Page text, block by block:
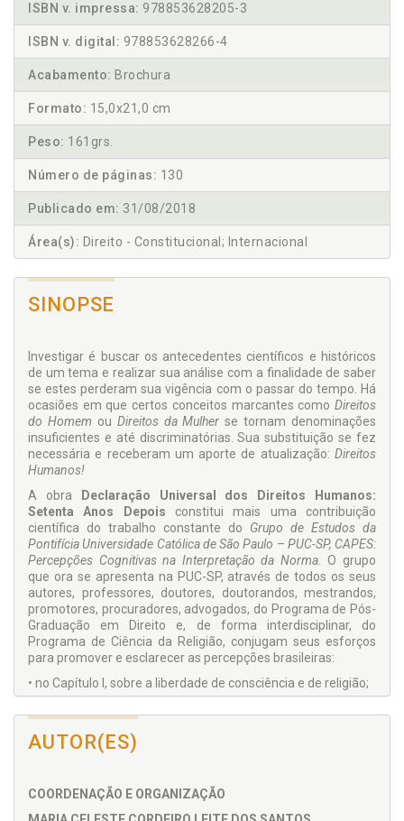
ISBN v. impressa: 978853628205-3
ISBN v. digital: 978853628266-4
Acabamento: Brochura
Formato: 15,0x21,0 cm
Peso: 161grs.
Número de páginas: 130
Publicado em: 31/08/2018
Área(s): Direito - Constitucional; Internacional
SINOPSE
Investigar é buscar os antecedentes científicos e históricos
de um tema e realizar sua análise com a finalidade de saber
se estes perderam sua vigência com o passar do tempo. Há
ocasiões em que certos conceitos marcantes como Direitos
do Homem ou Direitos da Mulherse tornam denominações
insuficientes e até discriminatórias. Sua substituição se fez
necessária e receberam um aporte de atualização: Direitos
Humanos!
A obra
Declaração Universal dos Direitos Humanos:
Setenta Anos Depois constitui mais uma contribuição
científica do trabalho constante do Grupo de Estudos da
Pontifícia Universidade Católica de São Paulo – PUC-SP, CAPES:
Percepções Cognitivas na Interpretação da Norma.O grupo
que ora se apresenta na PUC-SP, através de todos os seus
autores, professores, doutores, doutorandos, mestrandos,
promotores, procuradores, advogados, do Programa de Pós-
Graduação em Direito e, de forma interdisciplinar, do
Programa de Ciência da Religião, conjugam seus esforços
para promover e esclarecer as percepções brasileiras:
• no Capítulo I, sobre a liberdade de consciência e de religião;
• no Capítulo III, sobre a proteção de dados genéticos e o
• no Capítulo IV, sobre a tolerância à luz da Declaração dos
AUTOR(ES)
COORDENAÇÃO E ORGANIZAÇÃO